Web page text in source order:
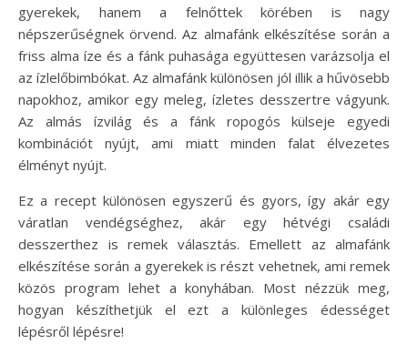
gyerekek, hanem a felnőttek körében is nagy
népszerűségnek örvend. Az almafánk elkészítése során a
friss alma íze és a fánk puhasága együttesen varázsolja el
az ízlelőbimbókat. Az almafánk különösen jól illik a hűvösebb
napokhoz, amikor egy meleg, ízletes desszertre vágyunk.
Az almás ízvilág és a fánk ropogós külseje egyedi
kombinációt nyújt, ami miatt minden falat élvezetes
élményt nyújt.
Ez a recept különösen egyszerű és gyors, így akár egy
váratlan vendégséghez, akár egy hétvégi családi
desszerthez is remek választás. Emellett az almafánk
elkészítése során a gyerekek is részt vehetnek, ami remek
közös program lehet a konyhában. Most nézzük meg,
hogyan készíthetjük el ezt a különleges édességet
lépésről lépésre!